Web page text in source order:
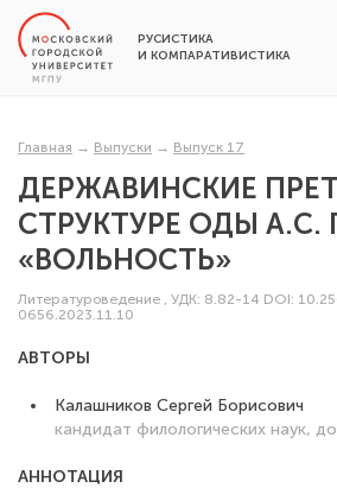
РУСИСТИКА
И КОМПАРАТИВИСТИКА
Главная → Выпуски → Выпуск 17
ДЕРЖАВИНСКИЕ
СТРУКТУРЕ ОДЫ
«ВОЛЬНОСТЬ»
Литературоведение , УДК: 8.82-14 DOI:
0656.2023.11.10
АВТОРЫ
Калашников Сергей Борисович
кандидат филологических наук,
АННОТАЦИЯ